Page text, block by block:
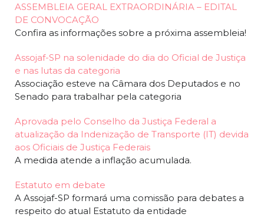
ASSEMBLEIA GERAL EXTRAORDINÁRIA – EDITAL
DE CONVOCAÇÃO
Confira as informações sobre a próxima assembleia!
Assojaf-SP na solenidade do dia do Oficial de Justiça
e nas lutas da categoria
Associação esteve na Câmara dos Deputados e no
Senado para trabalhar pela categoria
Aprovada pelo Conselho da Justiça Federal a
atualização da Indenização de Transporte (IT) devida
aos Oficiais de Justiça Federais
A medida atende a inflação acumulada.
Estatuto em debate
A Assojaf-SP formará uma comissão para debates a
respeito do atual Estatuto da entidade